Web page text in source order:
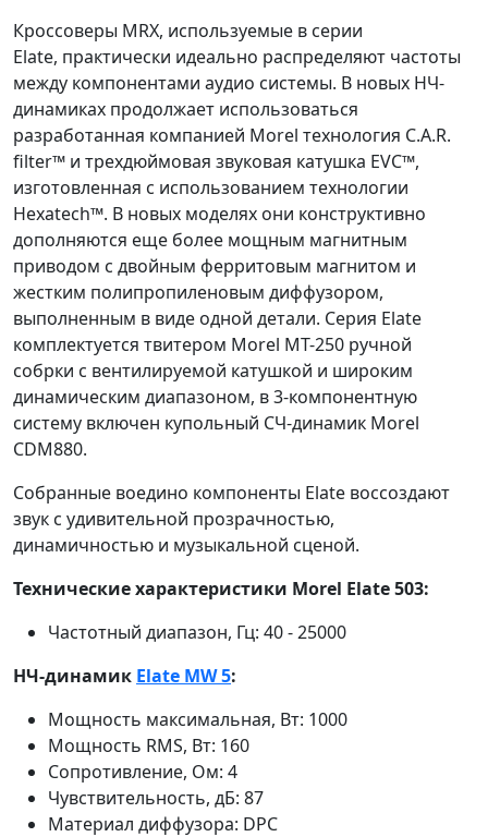
Кроссоверы MRX, используемые в серии
Elate, практически идеально распределяют частоты
между компонентами аудио системы. В новых НЧ-
динамиках продолжает использоваться
разработанная компанией Morel технология C.A.R.
filter™ и трехдюймовая звуковая катушка EVC™,
изготовленная с использованием технологии
Hexatech™. В новых моделях они конструктивно
дополняются еще более мощным магнитным
приводом с двойным ферритовым магнитом и
жестким полипропиленовым диффузором,
выполненным в виде одной детали. Серия Elate
комплектуется твитером Morel MT-250 ручной
собрки с вентилируемой катушкой и широким
динамическим диапазоном, в 3-компонентную
систему включен купольный СЧ-динамик Morel
CDM880.
Собранные воедино компоненты Elate воссоздают
звук с удивительной прозрачностью,
динамичностью и музыкальной сценой.
Технические характеристики Morel Elate 503:
Частотный диапазон, Гц: 40 - 25000
НЧ-динамик Elate MW 5:
Мощность максимальная, Вт: 1000
Мощность RMS, Вт: 160
Сопротивление, Ом: 4
Чувствительность, дБ: 87
Материал диффузора: DPC